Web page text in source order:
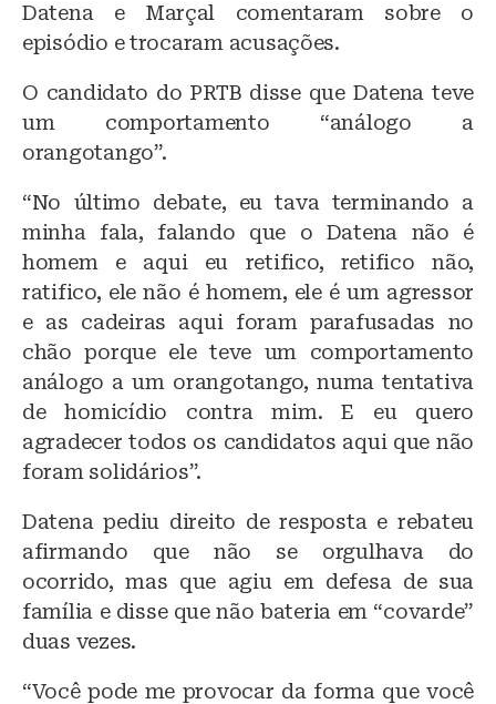
Datena e Marçal comentaram sobre o
episódio e trocaram acusações.
O candidato do PRTB disse que Datena teve
um comportamento “análogo a
orangotango”.
“No último debate, eu tava terminando a
minha fala, falando que o Datena não é
homem e aqui eu retifico, retifico não,
ratifico, ele não é homem, ele é um agressor
e as cadeiras aqui foram parafusadas no
chão porque ele teve um comportamento
análogo a um orangotango, numa tentativa
de homicídio contra mim. E eu quero
agradecer todos os candidatos aqui que não
foram solidários”.
Datena pediu direito de resposta e rebateu
afirmando que não se orgulhava do
ocorrido, mas que agiu em defesa de sua
família e disse que não bateria em “covarde”
duas vezes.
“Você pode me provocar da forma que você